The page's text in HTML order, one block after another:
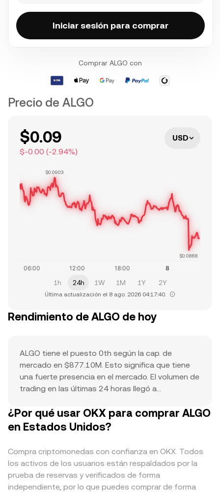
Iniciar sesión para comprar
Comprar ALGO con
Precio de ALGO
$0.09
$-0.00 (-2.94%)
USD
$0.0903
$0.0868
1h 24h 1W 1M 1Y 2Y
Última actualización el 8 ago. 2026 04:17:40.
Rendimiento de ALGO de hoy
ALGO tiene el puesto 0th según la cap. de
mercado en $877.10M. Esto significa que tiene
una fuerte presencia en el mercado. El volumen de
trading en las últimas 24 horas llegó a
activa. El máximo histórico de $3.79 sirve como
punto de referencia para el movimiento actual del
una cap. de mercado bien posicionada, un
volumen diario alto y un máximo histórico
importante es un indicio de un activo importante
con un interés significativo de los traders y buena
¿Por qué usar OKX para comprar ALGO
en Estados Unidos?
Compra criptomonedas con confianza en OKX. Todos
los activos de los usuarios están respaldados por la
prueba de reservas y verificados de forma
independiente, por lo que puedes comprar de forma